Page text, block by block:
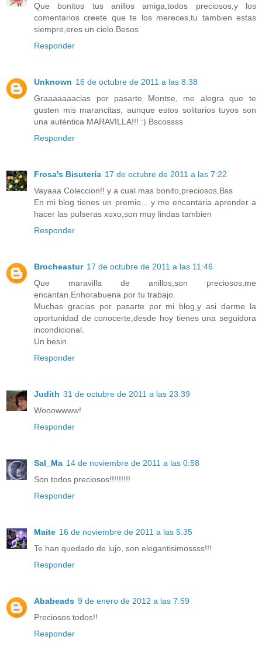
Que bonitos tus anillos amiga,todos preciosos,y los
comentarios creete que te los mereces,tu tambien estas
siempre,eres un cielo.Besos
Responder
Unknown 16 de octubre de 2011 a las 8:38
Graaaaaaacias por pasarte Montse, me alegra que te
gusten mis marancitas, aunque estos solitarios tuyos son
una auténtica MARAVILLA!!! :) Bscossss
Responder
Frosa's Bisutería 17 de octubre de 2011 a las 7:22
Vayaaa Coleccion!! y a cual mas bonito,preciosos.Bss
En mi blog tienes un premio... y me encantaria aprender a
hacer las pulseras xoxo,son muy lindas tambien
Responder
Brocheastur 17 de octubre de 2011 a las 11:46
Que maravilla de anillos,son preciosos,me
encantan.Enhorabuena por tu trabajo.
Muchas gracias por pasarte por mi blog,y asi darme la
oportunidad de conocerte,desde hoy tienes una seguidora
incondicional.
Un besin.
Responder
Judith 31 de octubre de 2011 a las 23:39
Wooowwww!
Responder
Sal_Ma 14 de noviembre de 2011 a las 0:58
Son todos preciosos!!!!!!!!!
Responder
Maite 16 de noviembre de 2011 a las 5:35
Te han quedado de lujo, son elegantisimossss!!!
Responder
Ababeads 9 de enero de 2012 a las 7:59
Preciosos todos!!
Responder